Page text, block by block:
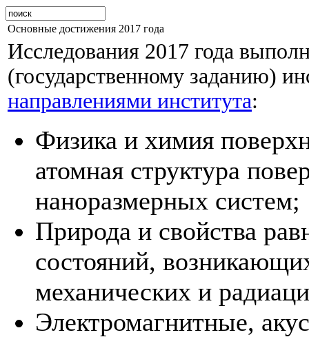
Основные достижения 2017 года
Исследования 2017 года
(государственному заданию)
направлениями института:
Физика и химия
атомная структура
наноразмерных систем;
Природа и свойства
состояний,
механических и
Электромагнитные,